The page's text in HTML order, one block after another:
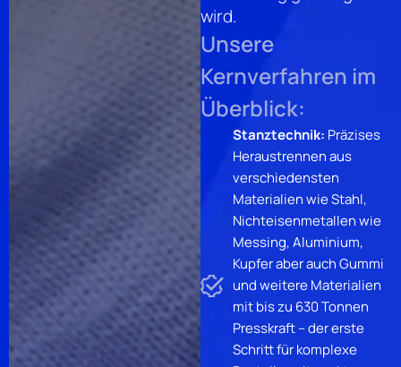
wird.
Unsere
Kernverfahren im
Überblick:
Stanztechnik: Präzises
Heraustrennen aus
verschiedensten
Materialien wie Stahl,
Nichteisenmetallen wie
Messing, Aluminium,
Kupfer aber auch Gummi
und weitere Materialien
mit bis zu 630 Tonnen
Presskraft – der erste
Schritt für komplexe